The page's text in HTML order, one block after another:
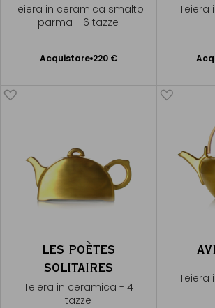
Teiera in ceramica smalto
parma - 6 tazze
Acquistare 220 €
Aggiungere
Teiera
LES POÈTES
SOLITAIRES
Teiera in ceramica - 4
tazze
Teiera